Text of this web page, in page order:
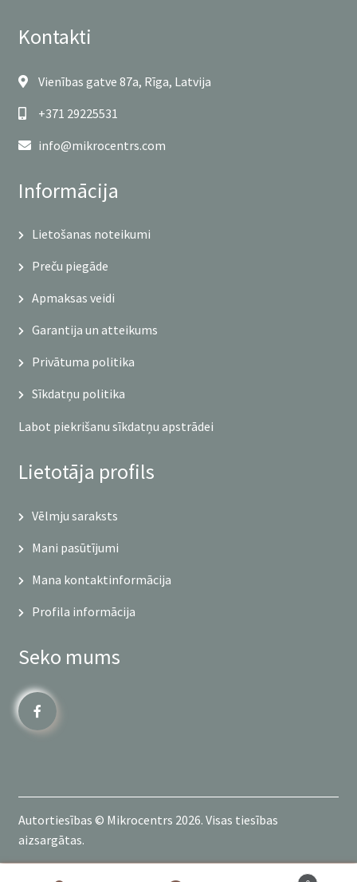
Kontakti
Vienības gatve 87a, Rīga, Latvija
+371 29225531
info@mikrocentrs.com
Informācija
Lietošanas noteikumi
Preču piegāde
Apmaksas veidi
Garantija un atteikums
Privātuma politika
Sīkdatņu politika
Labot piekrišanu sīkdatņu apstrādei
Lietotāja profils
Vēlmju saraksts
Mani pasūtījumi
Mana kontaktinformācija
Profila informācija
Seko mums
Autortiesības © Mikrocentrs 2026. Visas tiesības
aizsargātas.